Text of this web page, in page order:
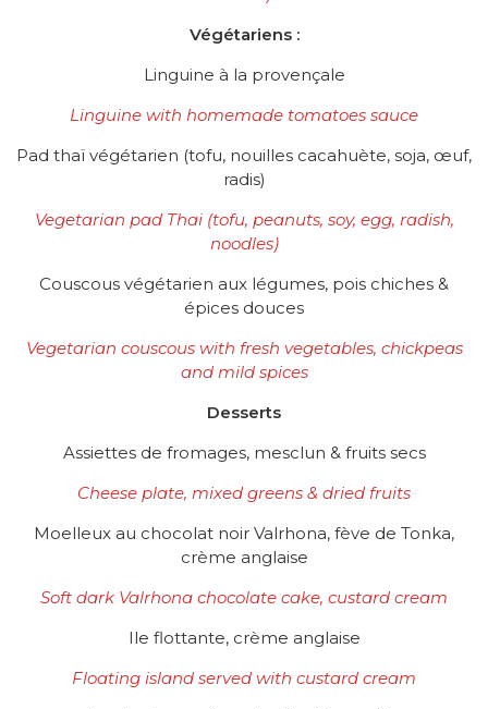
Végétariens :
Linguine à la provençale
Linguine with homemade tomatoes sauce
Pad thaï végétarien (tofu, nouilles cacahuète, soja, œuf,
radis)
Vegetarian pad Thai (tofu, peanuts, soy, egg, radish,
noodles)
Couscous végétarien aux légumes, pois chiches &
épices douces
Vegetarian couscous with fresh vegetables, chickpeas
and mild spices
Desserts
Assiettes de fromages, mesclun & fruits secs
Cheese plate, mixed greens & dried fruits
Moelleux au chocolat noir Valrhona, fève de Tonka,
crème anglaise
Soft dark Valrhona chocolate cake, custard cream
Ile flottante, crème anglaise
Floating island served with custard cream